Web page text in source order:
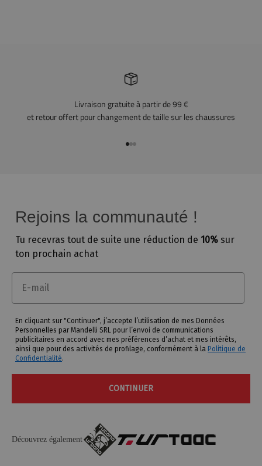
Livraison gratuite à partir de 99 €
et retour offert pour changement de taille sur les chaussures
Aller à l'article 1
Aller à l'article 2
Aller à l'article 3
Rejoins la communauté !
Tu recevras tout de suite une réduction de 10% sur
ton prochain achat
Email
En cliquant sur "Continuer", j’accepte l’utilisation de mes Données
Personnelles par Mandelli SRL pour l’envoi de communications
publicitaires en accord avec mes préférences d’achat et mes intérêts,
ainsi que pour des activités de profilage, conformément à la Politique de
Confidentialité.
CONTINUER
Découvrez également